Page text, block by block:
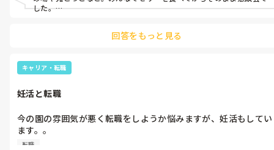
した。
私自身幼稚園の頃は親子で1枚のお皿を作りました。お月様の形のお
回答をもっと見る
キャリア・転職
妊活と転職
今の園の雰囲気が悪く転職をしようか悩みますが、妊活もしてい
ます。。
そのような状況で転職をしては相手の園に迷惑がかかると思いま
転職